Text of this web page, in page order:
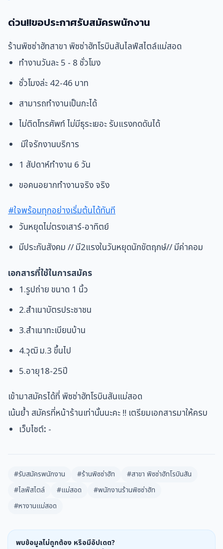
ด่วน!!ขอประกาศรับสมัครพนักงาน
ร้านพิซซ่าฮัทสาขา พิซซ่าฮัทโรบินสันไลฟ์สไตล์แม่สอด
ทำงานวันละ 5 - 8 ชั่วโมง
ชั่วโมงล่ะ 42-46 บาท
สามารถทำงานเป็นกะได้
ไม่ติดโทรศัพท์ ไม่มีธุระเยอะ รับแรงกดดันได้
มีใจรักงานบริการ
1 สัปดาห์ทำงาน 6 วัน
ขอคนอยากทำงานจริง จริง
#ใจพร้อมทุกอย่างเริ่มต้นได้ทันที
วันหยุดไม่ตรงเสาร์-อาทิตย์
มีประกันสังคม // มี2แรงในวันหยุดนักขัตฤกษ์// มีค่าคอม
เอกสารที่ใช้ในการสมัคร
1.รูปถ่าย ขนาด 1 นิ้ว
2.สำเนาบัตรประชาชน
3.สำเนาทะเบียนบ้าน
4.วุฒิ ม.3 ขึ้นไป
5.อายุ18-25ปี
เข้ามาสมัครได้ที่ พิซซ่าฮัทโรบินสันแม่สอด
เน้นย้ำ สมัครที่หน้าร้านเท่านั้นนะคะ !! เตรียมเอกสารมาให้ครบ
เว็บไซต์: -
#รับสมัครพนักงาน #ร้านพิซซ่าฮัท
#สาขา พิซซ่าฮัทโรบินสัน
#ไลฟ์สไตล์
#แม่สอด
#พนักงานร้านพิซซ่าฮัท
#หางานแม่สอด
พบข้อมูลไม่ถูกต้อง หรือมีอัปเดต?